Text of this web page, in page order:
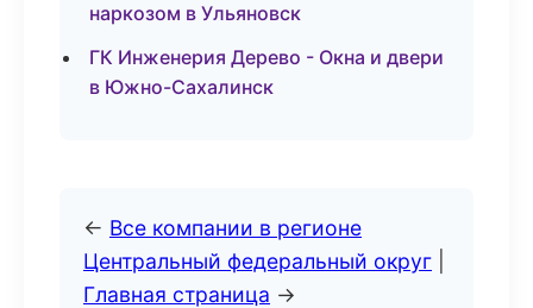
наркозом в Ульяновск
ГК Инженерия Дерево - Окна и двери
в Южно-Сахалинск
← Все компании в регионе
Центральный федеральный округ
Главная страница →